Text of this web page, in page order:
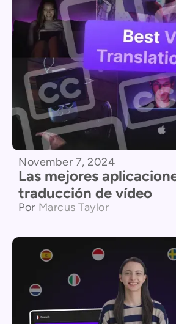
November 7, 2024
Las mejores
traducción de vídeo
Por Marcus Taylor